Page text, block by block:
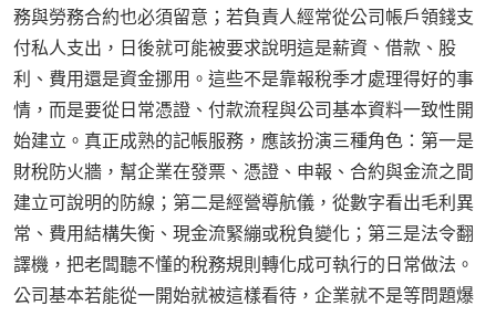
務與勞務合約也必須留意；若負責人經常從公司帳戶領錢支
付私人支出，日後就可能被要求說明這是薪資、借款、股
利、費用還是資金挪用。這些不是靠報稅季才處理得好的事
情，而是要從日常憑證、付款流程與公司基本資料一致性開
始建立。真正成熟的記帳服務，應該扮演三種角色：第一是
財稅防火牆，幫企業在發票、憑證、申報、合約與金流之間
建立可說明的防線；第二是經營導航儀，從數字看出毛利異
常、費用結構失衡、現金流緊繃或稅負變化；第三是法令翻
譯機，把老闆聽不懂的稅務規則轉化成可執行的日常做法。
公司基本若能從一開始就被這樣看待，企業就不是等問題爆